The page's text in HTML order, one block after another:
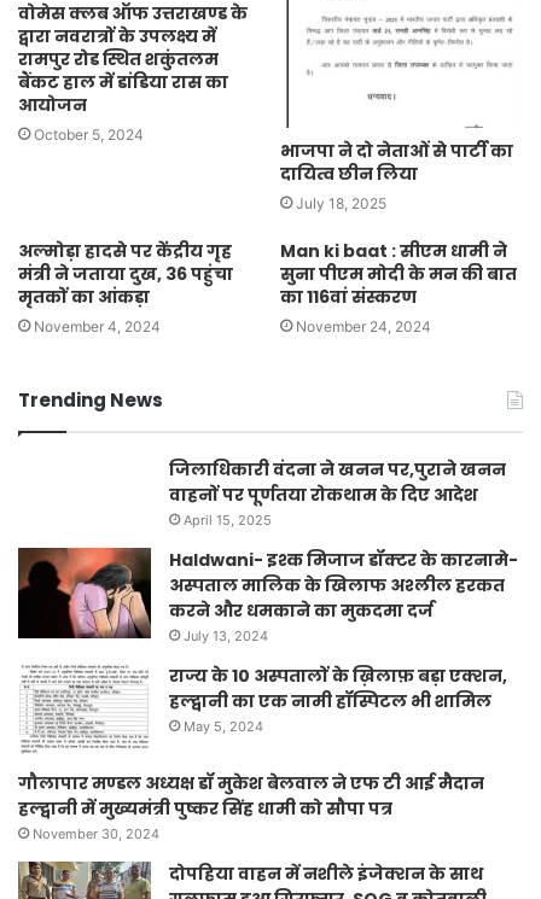
वोमेस क्लब ऑफ उत्तराखण्ड के
द्वारा नवरात्रों के उपलक्ष्य में
रामपुर रोड स्थित शकुंतलम
बैंकट हाल में डांडिया रास का
आयोजन
October 5, 2024
भाजपा ने दो नेताओं से पार्टी का
दायित्व छीन लिया
July 18, 2025
अल्मोड़ा हादसे पर केंद्रीय गृह
मंत्री ने जताया दुख, 36 पहुंचा
मृतकों का आंकड़ा
November 4, 2024
Man ki baat : सीएम धामी ने
सुना पीएम मोदी के मन की बात
का 116वां संस्करण
November 24, 2024
Trending News
जिलाधिकारी वंदना ने खनन पर,पुराने खनन
वाहनों पर पूर्णतया रोकथाम के दिए आदेश
April 15, 2025
Haldwani- इश्क मिजाज डॉक्टर के कारनामे-
अस्पताल मालिक के खिलाफ अश्लील हरकत
करने और धमकाने का मुकदमा दर्ज
July 13, 2024
राज्य के 10 अस्पतालों के ख़िलाफ़ बड़ा एक्शन,
हल्द्वानी का एक नामी हॉस्पिटल भी शामिल
May 5, 2024
गौलापार मण्डल अध्यक्ष डॉ मुकेश बेलवाल ने एफ टी आई मैदान
हल्द्वानी में मुख्यमंत्री पुष्कर सिंह धामी को सौपा पत्र
November 30, 2024
दोपहिया वाहन में नशीले इंजेक्शन के साथ